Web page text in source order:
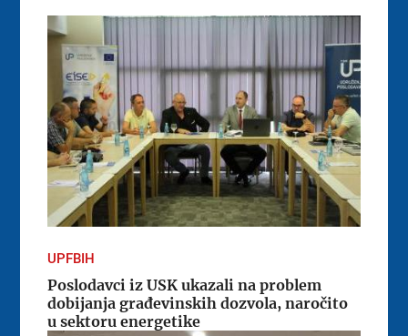
UPFBIH
Poslodavci iz USK ukazali na problem
dobijanja građevinskih dozvola, naročito
u sektoru energetike